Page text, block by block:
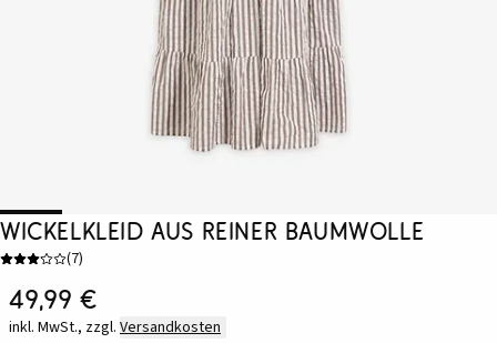
Wickelkleid aus reiner Baumwolle
(7)
49,99 €
inkl. MwSt., zzgl. Versandkosten